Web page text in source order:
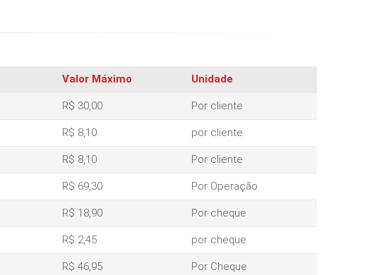
Valor Máximo Unidade
R$ 30,00 Por cliente
R$ 8,10 por cliente
R$ 8,10 Por cliente
R$ 69,30 Por Operação
R$ 18,90 Por cheque
R$ 2,45 por cheque
R$ 46,95 Por Cheque